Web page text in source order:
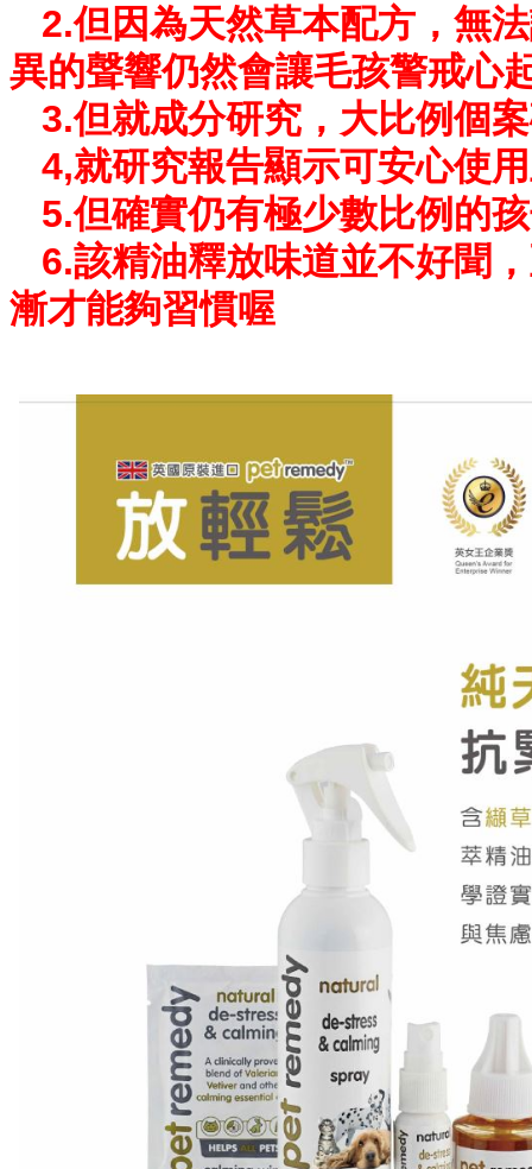
2.但因為天然草本配方，無
異的聲響仍然會讓毛孩警戒心
3.但就成分研究，大比例個
4,就研究報告顯示可安心使
5.但確實仍有極少數比例的
6.該精油釋放味道並不好聞
漸才能夠習慣喔